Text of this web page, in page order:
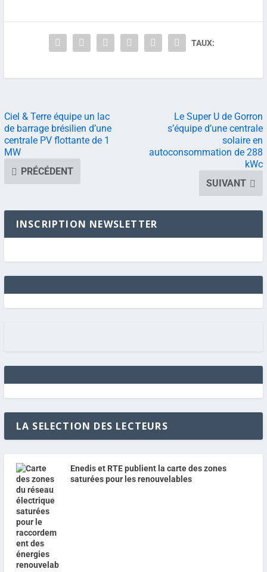
TAUX:
Ciel & Terre équipe un lac
de barrage brésilien d’une
centrale PV flottante de 1
MW
PRÉCÉDENT
Le Super U de Gorron
s’équipe d’une centrale
solaire en
autoconsommation de 288
kWc
SUIVANT
INSCRIPTION NEWSLETTER
LA SELECTION DES LECTEURS
Enedis et RTE publient la carte des zones
saturées pour les renouvelables